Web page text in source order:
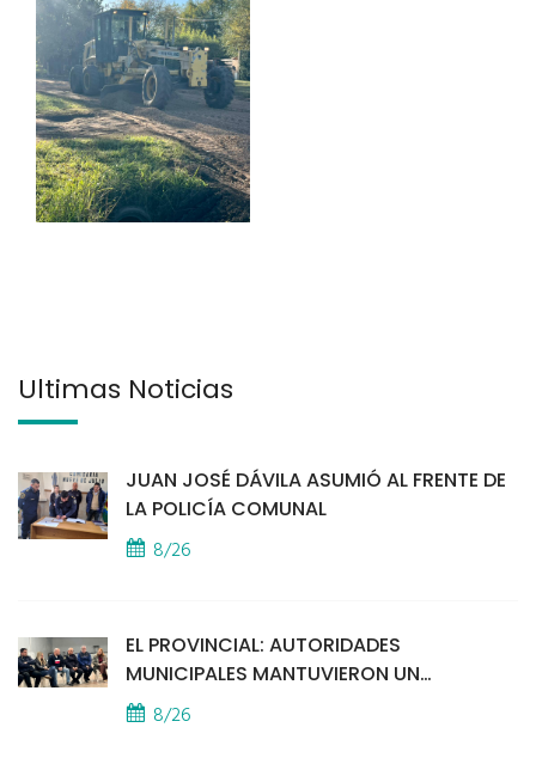
Últimas Noticias
JUAN JOSÉ DÁVILA ASUMIÓ AL FRENTE DE
LA POLICÍA COMUNAL
8/26
EL PROVINCIAL: AUTORIDADES
MUNICIPALES MANTUVIERON UN
ENCUENTRO CON VECINOS POR LA
SEGURIDAD
8/26